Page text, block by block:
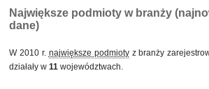
podlaskie
Największe podmioty w branży
dane)
W 2010 r. największe podmiotyz branży
działały w 11 województwach.